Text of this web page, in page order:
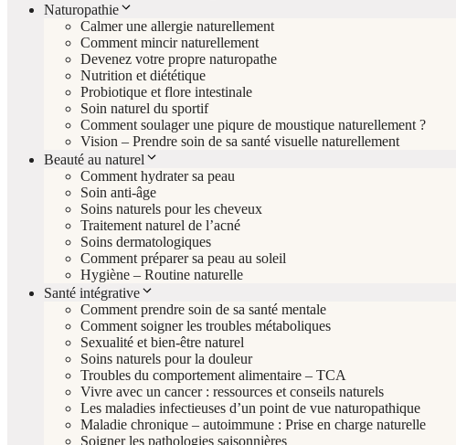
Naturopathie
Calmer une allergie naturellement
Comment mincir naturellement
Devenez votre propre naturopathe
Nutrition et diététique
Probiotique et flore intestinale
Soin naturel du sportif
Comment soulager une piqure de moustique naturellement ?
Vision – Prendre soin de sa santé visuelle naturellement
Beauté au naturel
Comment hydrater sa peau
Soin anti-âge
Soins naturels pour les cheveux
Traitement naturel de l’acné
Soins dermatologiques
Comment préparer sa peau au soleil
Hygiène – Routine naturelle
Santé intégrative
Comment prendre soin de sa santé mentale
Comment soigner les troubles métaboliques
Sexualité et bien-être naturel
Soins naturels pour la douleur
Troubles du comportement alimentaire – TCA
Vivre avec un cancer : ressources et conseils naturels
Les maladies infectieuses d’un point de vue naturopathique
Maladie chronique – autoimmune : Prise en charge naturelle
Soigner les pathologies saisonnières